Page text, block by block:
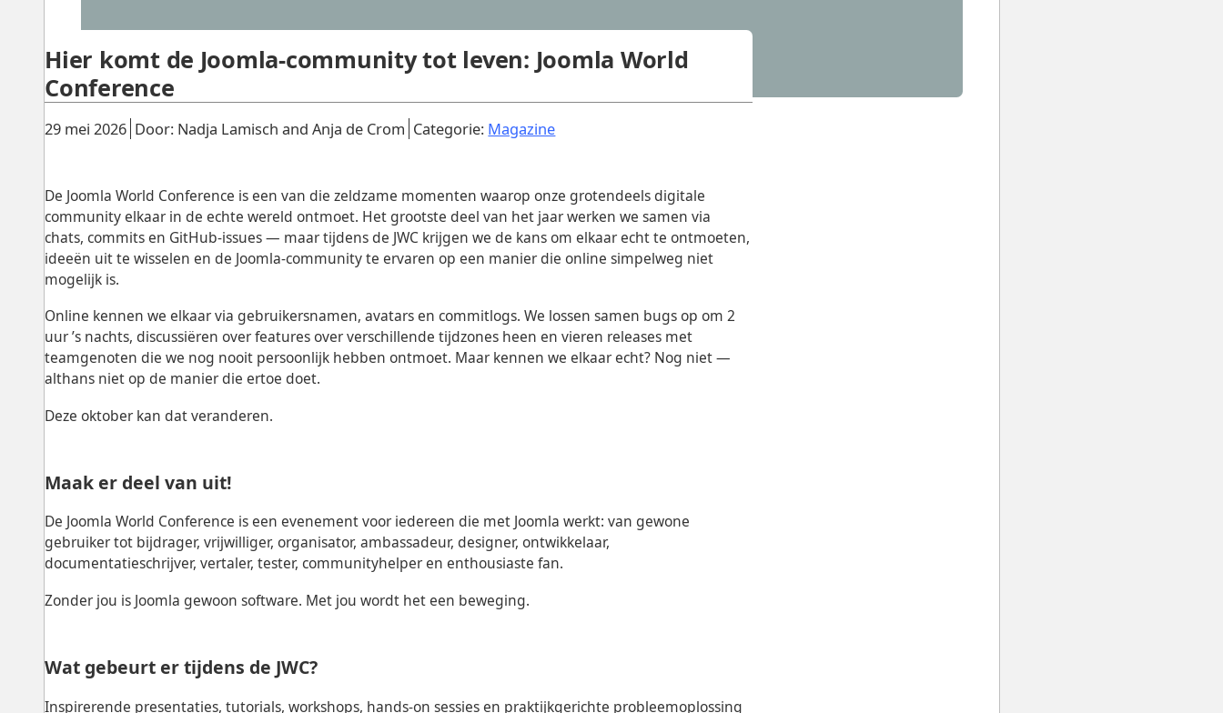
Gepubliceerd:
29 mei 2026. Door: Nadja Lamisch and Anja de Crom Categorie: Magazine.
Hier komt de Joomla-community tot leven: Joomla World
Conference
De Joomla World Conference is een van die zeldzame momenten waarop onze grotendeels digitale
community elkaar in de echte wereld ontmoet. Het grootste deel van het jaar werken we samen via
chats, commits en GitHub-issues — maar tijdens de JWC krijgen we de kans om elkaar echt te ontmoeten,
ideeën uit te wisselen en de Joomla-community te ervaren op een manier die online simpelweg niet
mogelijk is.
Online kennen we elkaar via gebruikersnamen, avatars en commitlogs. We lossen samen bugs op om 2
uur ’s nachts, discussiëren over features over verschillende tijdzones heen en vieren releases met
teamgenoten die we nog nooit persoonlijk hebben ontmoet. Maar kennen we elkaar echt? Nog niet —
althans niet op de manier die ertoe doet.
Deze oktober kan dat veranderen.
Maak er deel van uit!
De Joomla World Conference is een evenement voor iedereen die met Joomla werkt: van gewone
gebruiker tot bijdrager, vrijwilliger, organisator, ambassadeur, designer, ontwikkelaar,
documentatieschrijver, vertaler, tester, communityhelper en enthousiaste fan.
Zonder jou is Joomla gewoon software. Met jou wordt het een beweging.
Wat gebeurt er tijdens de JWC?
Inspirerende presentaties, tutorials, workshops, hands-on sessies en praktijkgerichte probleemoplossing